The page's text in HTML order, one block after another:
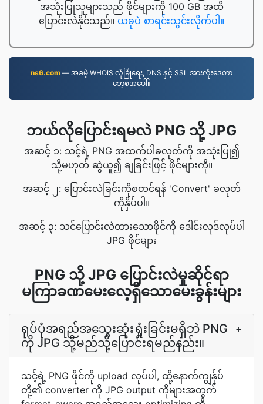
အသုံးပြုသူများသည် ဖိုင်များကို 100 GB အထိ
ပြောင်းလဲနိုင်သည်။ ယခုပဲ စာရင်းသွင်းလိုက်ပါ။
ns6.com — အခမဲ့ WHOIS လုံခြုံရေး, DNS နှင့် SSL အားလုံးဒေတာ
ဘေ့စအပေါ်။
ဘယ်လိုပြောင်းရမလဲ PNG သို့ JPG
အဆင့် ၁: သင့်ရဲ့ PNG အထက်ပါခလုတ်ကို အသုံးပြု၍
သို့မဟုတ် ဆွဲယူ၍ ချခြင်းဖြင့် ဖိုင်များကို။
အဆင့် ၂: ပြောင်းလဲခြင်းကိုစတင်ရန် 'Convert' ခလုတ်
ကိုနှိပ်ပါ။
အဆင့် ၃: သင်ပြောင်းလဲထားသောဖိုင်ကို ဒေါင်းလုဒ်လုပ်ပါ
JPG ဖိုင်များ
PNG သို့ JPG ပြောင်းလဲမှုဆိုင်ရာ
မကြာခဏမေးလေ့ရှိသောမေးခွန်းများ
ရုပ်ပုံအရည်အသွေးဆုံးရှုံးခြင်းမရှိဘဲ PNG
ကို JPG သို့မည်သို့ပြောင်းရမည်နည်း။
+
သင့်ရဲ့ PNG ဖိုင်ကို upload လုပ်ပါ, ထို့နောက်ကျွန်ုပ်
တို့၏ converter ကို JPG output ကိုများအတွက်